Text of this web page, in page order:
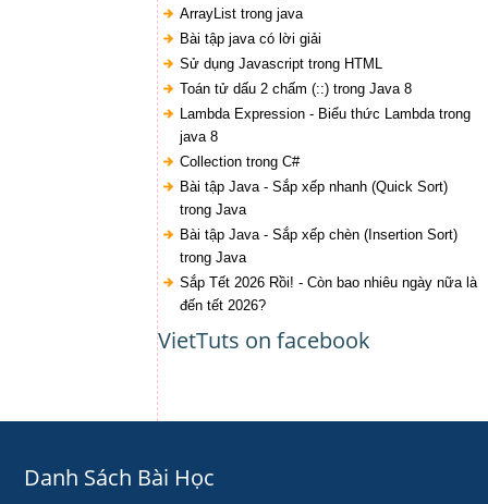
ArrayList trong java
Bài tập java có lời giải
Sử dụng Javascript trong HTML
Toán tử dấu 2 chấm (::) trong Java 8
Lambda Expression - Biểu thức Lambda trong
java 8
Collection trong C#
Bài tập Java - Sắp xếp nhanh (Quick Sort)
trong Java
Bài tập Java - Sắp xếp chèn (Insertion Sort)
trong Java
Sắp Tết 2026 Rồi! - Còn bao nhiêu ngày nữa là
đến tết 2026?
VietTuts on facebook
Danh Sách Bài Học